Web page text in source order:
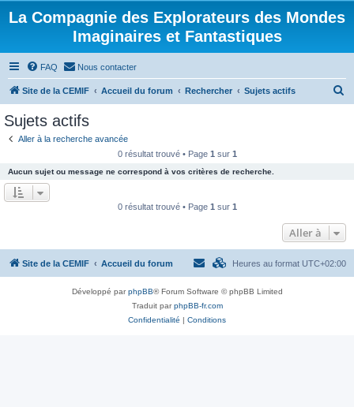
La Compagnie des Explorateurs des Mondes
Imaginaires et Fantastiques
FAQ Nous contacter
Site de la CEMIF Accueil du forum Rechercher Sujets actifs
e
r
Sujets actifs
Aller à la recherche avancée
0 résultat trouvé • Page 1 sur 1
Aucun sujet ou message ne correspond à vos critères de recherche.
0 résultat trouvé • Page 1 sur 1
Aller à
Site de la CEMIF Accueil du forum Heures au format UTC+02:00
Développé parphpBB® Forum Software © phpBB Limited
Traduit parphpBB-fr.com
Confidentialité | Conditions